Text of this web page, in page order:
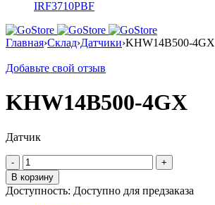
IRF3710PBF
Главная›Склад›Датчики›KHW14B500-4GX
Добавьте свой отзыв
KHW14B500-4GX
Датчик
Количество
товара
KHW14B500-
4GX
В корзину
Доступность: Доступно для предзаказа